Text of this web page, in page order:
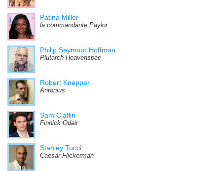
Patina Miller
la commandante Paylor
Philip Seymour Hoffman
Plutarch Heavensbee
Robert Knepper
Antonius
Sam Claflin
Finnick Odair
Stanley Tucci
Caesar Flickerman